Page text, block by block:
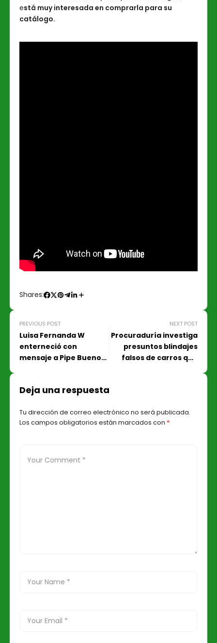
está muy interesada en comprarla para su
catálogo.
Shares:
PREVIOUS POST
Luisa Fernanda W
enterneció con
mensaje a Pipe Bueno
NEXT POST
Procuraduría investiga
presuntos blindajes
falsos de carros que
Deja una respuesta
Tu dirección de correo electrónico no será publicada.
Los campos obligatorios están marcados con *